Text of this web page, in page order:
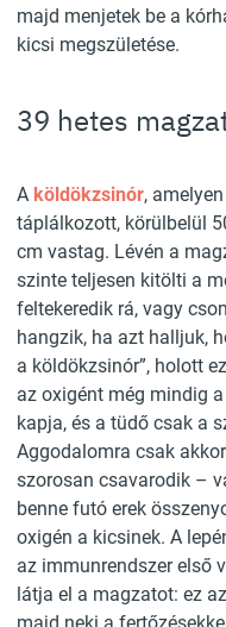
majd menjetek be a
kicsi megszületése.
39 hetes
A köldökzsinór,
táplálkozott, körülbelül
cm vastag. Lévén a
szinte teljesen kitölti a
feltekeredik rá, vagy
hangzik, ha azt halljuk,
a köldökzsinór”, holott
az oxigént még mindig
kapja, és a tüdő csak a
Aggodalomra csak
szorosan csavarodik –
benne futó erek
oxigén a kicsinek. A
az immunrendszer első
látja el a magzatot: ez